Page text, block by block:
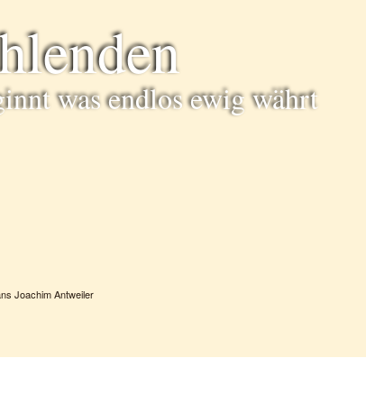
was endlos ewig währt
Joachim Antweiler